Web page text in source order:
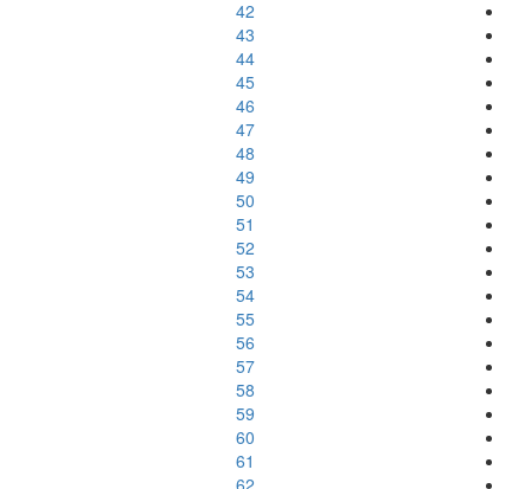
42
43
44
45
46
47
48
49
50
51
52
53
54
55
56
57
58
59
60
61